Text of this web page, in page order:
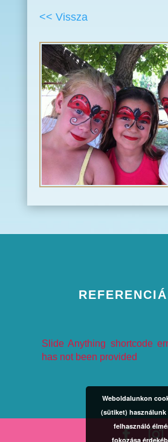
<< Vissza
Slide Anything shortcode
has not been provided
Weboldalunkon
(sütiket) használunk
felhasználó
fokozása